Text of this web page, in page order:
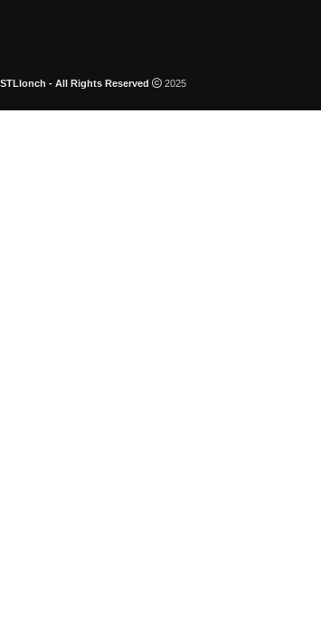
STLlonch - All Rights Reserved 2025